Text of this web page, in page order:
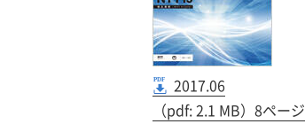
2017.06
（pdf: 2.1 MB）8ページ